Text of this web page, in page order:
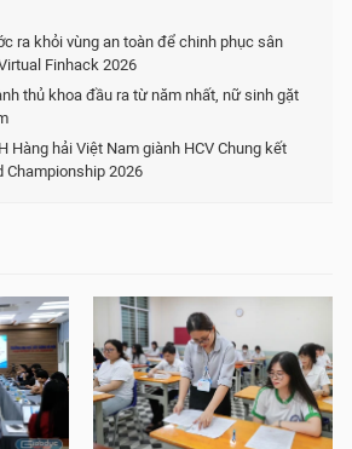
ra khỏi vùng an toàn để chinh phục sân
Finhack 2026
thủ khoa đầu ra từ năm nhất, nữ sinh gặt
Hàng hải Việt Nam giành HCV Chung kết
Championship 2026